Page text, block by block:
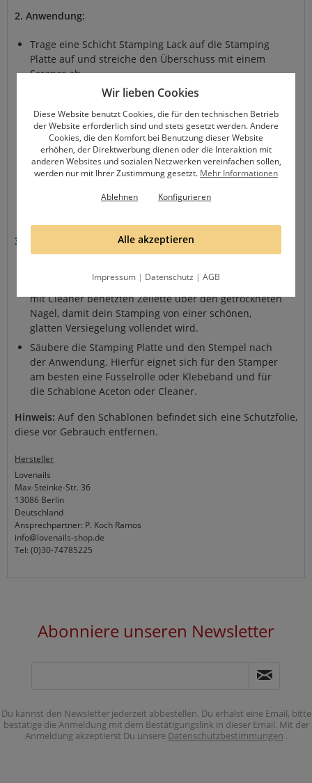
2. Anwendung:
Trage eine Schicht Stamping Lack auf die Stamping
Platte auf und streiche den Überschuss mit einem
Scraper ab.
Drücke den Stamper auf die Platte, um das Design
aufzunehmen. Je nach Stamping Schablone und
Stamper braucht es mal mehr und mal weniger Druck.
Probiere es aus, bevor du beginnst.
Richte den Stamper über deinem Nagel aus und
drücke ihn vorsichtig auf, um das Design zu
trocknen kann und achte darauf, dass der Stamper
3. Abschluss:
auf. Bevor du den Versiegler aufträgst, geh mit einer
mit Cleaner benetzten Zellette über den getrockneten
Nagel, damit dein Stamping von einer schönen,
glatten Versiegelung vollendet wird.
Säubere die Stamping Platte und den Stempel nach
der Anwendung. Hierfür eignet sich für den Stamper
am besten eine Fusselrolle oder Klebeband und für
die Schablone Aceton oder Cleaner.
Hinweis: Auf den Schablonen befindet sich eine Schutzfolie,
diese vor Gebrauch entfernen.
Hersteller
Lovenails
Max-Steinke-Str. 36
13086 Berlin
Deutschland
Ansprechpartner: P. Koch Ramos
info@lovenails-shop.de
Tel: (0)30-74785225
Abonniere unseren Newsletter
Du kannst den Newsletter jederzeit abbestellen. Du erhälst eine Email, bitte
bestätige die Anmeldung mit dem Bestätigungslink in dieser Email. Mit der
Anmeldung akzeptierst Du unsere Datenschutzbestimmungen .
Wir lieben Cookies
Diese Website benutzt Cookies, die für den technischen Betrieb
der Website erforderlich sind und stets gesetzt werden. Andere
Cookies, die den Komfort bei Benutzung dieser Website
erhöhen, der Direktwerbung dienen oder die Interaktion mit
anderen Websites und sozialen Netzwerken vereinfachen sollen,
werden nur mit Ihrer Zustimmung gesetzt. Mehr Informationen
Ablehnen
Konfigurieren
Alle akzeptieren
Impressum | Datenschutz | AGB